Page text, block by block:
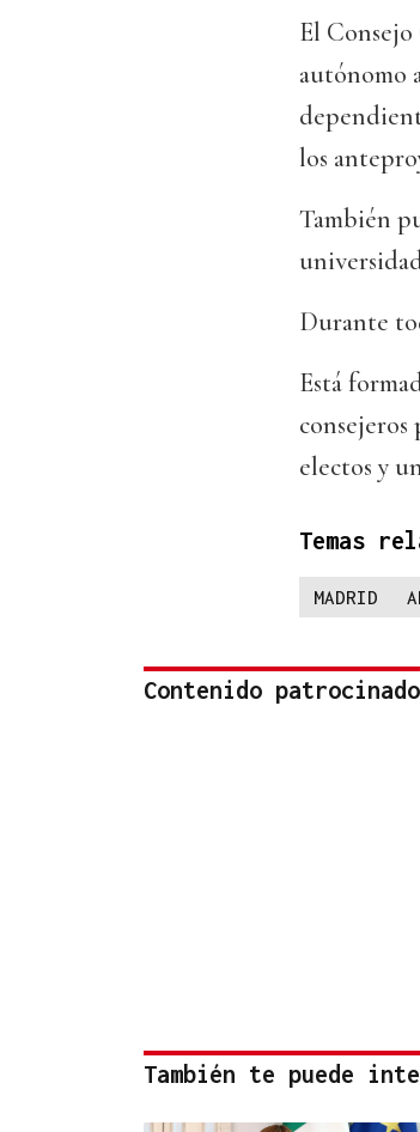
El
autónomo
los
También
Durante
Está
consejeros
electos y
Temas
MADRID
Contenido patrocinado
También te puede